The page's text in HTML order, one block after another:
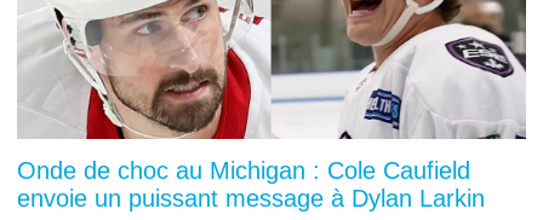
Onde de choc au Michigan : Cole Caufield
envoie un puissant message à Dylan Larkin